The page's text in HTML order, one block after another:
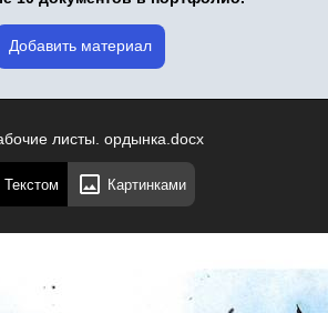
Добавить материал
листы. ордынка.docx
Текстом Картинками